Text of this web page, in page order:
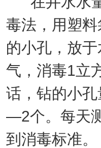
毒法，用塑
的小孔，放
气，消毒1立
话，钻的小
—2个。每天
到消毒标准。